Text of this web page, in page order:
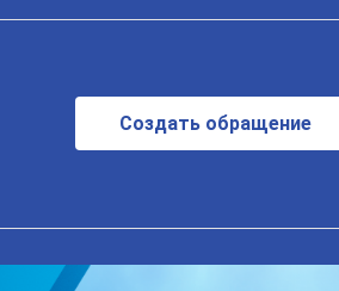
Создать обращение